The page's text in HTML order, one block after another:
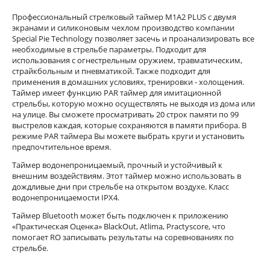
Профессиональный стрелковый таймер М1А2 PLUS с двумя
экранами и силиконовым чехлом производство компании
Special Pie Technology позволяет засечь и проанализировать все
необходимые в стрельбе параметры. Подходит для
использования с огнестрельным оружием, травматическим,
страйкбольным и пневматикой. Также подходит для
применения в домашних условиях, тренировки - холощения.
Таймер имеет функцию PAR таймер для имитационной
стрельбы, которую можно осуществлять не выходя из дома или
на улице. Вы сможете просматривать 20 строк памяти по 99
выстрелов каждая, которые сохраняются в памяти прибора. В
режиме PAR таймера Вы можете выбрать круги и установить
предпочтительное время.
Таймер водонепроницаемый, прочный и устойчивый к
внешним воздействиям. Этот таймер можно использовать в
дождливые дни при стрельбе на открытом воздухе. Класс
водонепроницаемости IPX4.
Таймер Bluetooth может быть подключен к приложению
«Практическая Оценка» BlackOut, Atlima, Practyscore, что
помогает RO записывать результаты на соревнованиях по
стрельбе.